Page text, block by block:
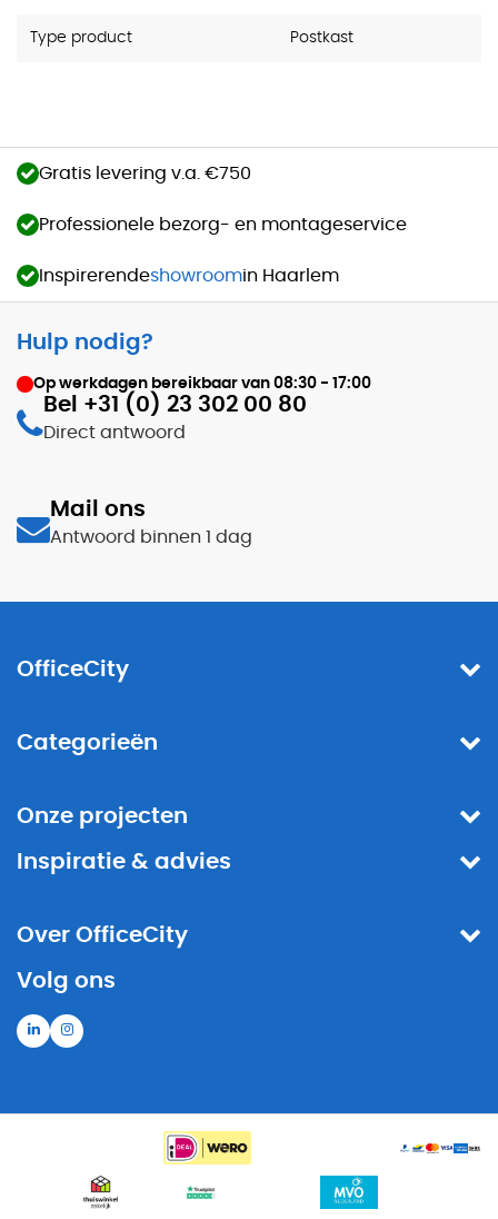
Type product Postkast
Gratis levering v.a. €750
Professionele bezorg- en montageservice
Inspirerendeshowroomin Haarlem
Hulp nodig?
Op werkdagen bereikbaar van 08:30 - 17:00
Bel +31 (0) 23 302 00 80
Direct antwoord
Mail ons
Antwoord binnen 1 dag
OfficeCity
Categorieën
Onze projecten
Inspiratie & advies
Over OfficeCity
Volg ons